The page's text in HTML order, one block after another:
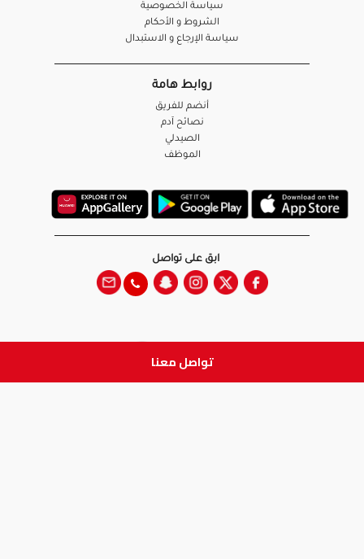
تواصل معنا
سياسة الخصوصية
الشروط و الأحكام
سياسة الإرجاع و الاستبدال
روابط هامة
أنضم للفريق
نصائح آدم
الصيدلي
الموظف
ابق على تواصل